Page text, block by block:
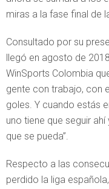
miras a la fase final de
Consultado por su
llegó en agosto de
WinSports Colombia
gente con trabajo, con
goles. Y cuando estás
uno tiene que seguir
que se pueda”.
Respecto a las
perdido la liga